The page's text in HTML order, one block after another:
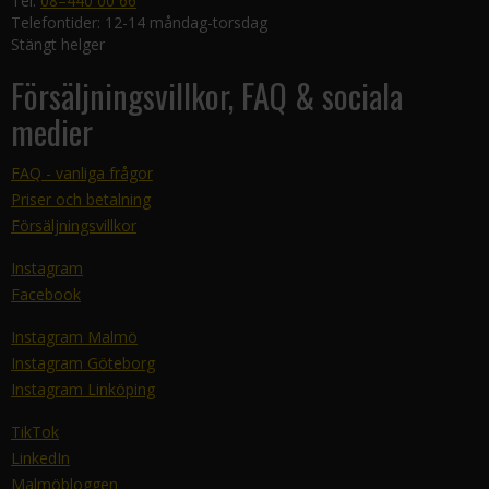
Telefontider: 12-14 måndag-torsdag
Stängt helger
Försäljningsvillkor, FAQ & sociala
medier
FAQ - vanliga frågor
Priser och betalning
Försäljningsvillkor
Instagram
Facebook
Instagram Malmö
Instagram Göteborg
Instagram Linköping
TikTok
LinkedIn
Malmöbloggen